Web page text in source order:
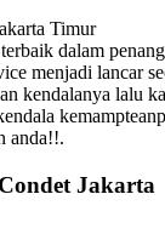
Timur
dalam
menjadi lancar
kendalanya lalu
anda!!.
Jakarta